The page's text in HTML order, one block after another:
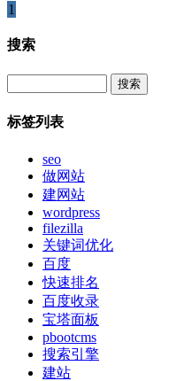
1
搜索
标签列表
seo
做网站
建网站
wordpress
filezilla
关键词优化
百度
快速排名
百度收录
宝塔面板
pbootcms
搜索引擎
建站